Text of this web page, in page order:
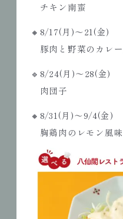
チキン南蛮
🔸8/17(月)～21(金)
豚肉と野菜のカレ
🔹8/24(月)～28(金)
肉団子
🔸8/31(月)～9/4(金)
胸鶏肉のレモン風